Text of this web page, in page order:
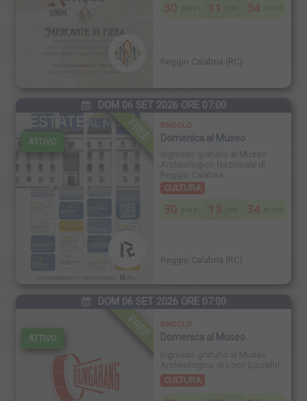
INIZIA
30 11 34
Reggio Calabria (RC)
DOM 06 SET 2026 ORE 07:00
FREE
ATTIVO
SINGOLO
Domenica al Museo
CULTURA
INIZIA
30 13 34
Reggio Calabria (RC)
DOM 06 SET 2026 ORE 07:00
FREE
ATTIVO
SINGOLO
Domenica al Museo
CULTURA